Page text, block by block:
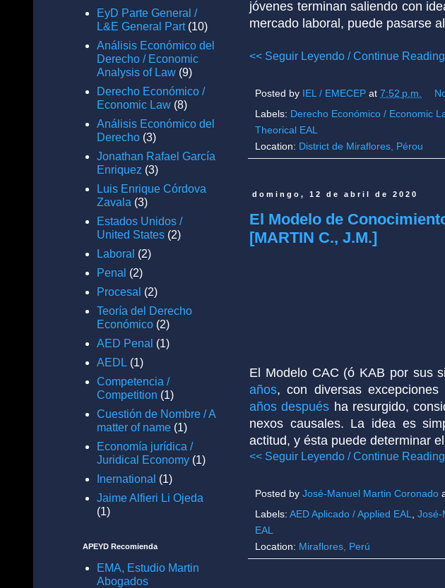
jóvenes terminan saliendo con
mercado laboral, puede pasarse
<< Seguir Leyendo / Continue
Posted by IEL / EMECEP at 7:52 p.m.
Labels: Derecho Económico / Economic
Theorical EAL
Location: District de Miraflores, Pérou
domingo, 12 de abril de 2020
El Modelo de
[MARTIN C., J.M.]
El Modelo CAC (ó KAB por sus
años, con diversas
años después ha resurgido,
nexos causales. La idea es
actitud, y ésta puede determinar
<< Seguir Leyendo / Continue
Posted by José-Manuel Martin Coronado
Labels: AED Aplicado / Applied EAL José-
EAL
Location: Miraflores, Perú
EyD Parte General /
L&E General Part (10)
Análisis Económico del
Derecho / Economic
Analysis of Law (9)
Derecho Económico /
Economic Law (8)
Análisis Económico del
Derecho (3)
Jonathan Rafael García
Enriquez (3)
Luis Enrique Córdova
Zavala (3)
Estados Unidos /
United States (2)
Laboral (2)
Penal (2)
Procesal (2)
Teoría del Derecho
Económico (2)
AED Penal (1)
AEDL (1)
Competencia /
Competition (1)
Cuestión de Nombre / A
matter of name (1)
Economía jurídica /
Juridical Economy (1)
Inernational (1)
Jaime Alfieri Li Ojeda
(1)
APEYD Recomienda
EMA, Estudio Martin
Abogados